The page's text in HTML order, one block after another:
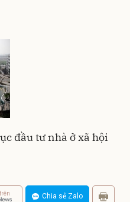
đầu tư nhà ở xã hội
Chia sẻ Zalo